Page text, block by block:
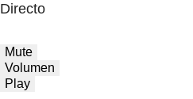
Directo
Mute
Volumen
Play